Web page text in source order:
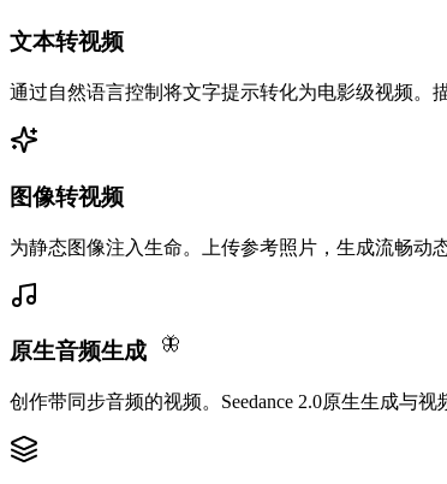
🦋
文本转视频
通过自然语言控制将文字提示转化为电影级视频。
图像转视频
为静态图像注入生命。上传参考照片，生成流畅动
原生音频生成
创作带同步音频的视频。Seedance 2.0原生生成与视